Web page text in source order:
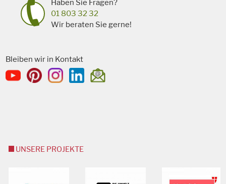
Haben Sie Fragen?
01 803 32 32
Wir beraten Sie gerne!
Bleiben wir in Kontakt
UNSERE PROJEKTE